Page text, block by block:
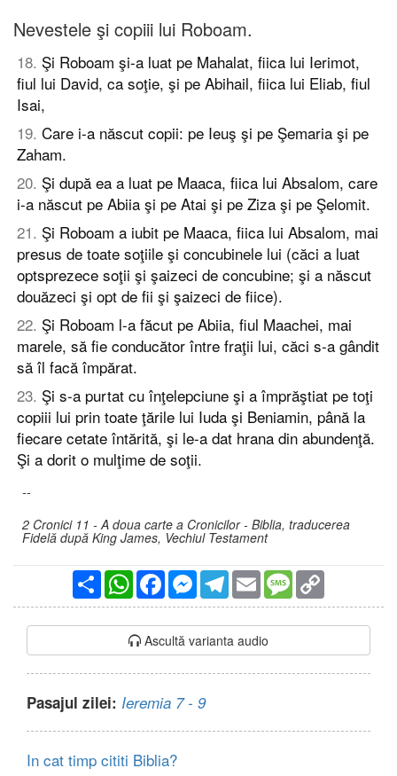
Nevestele şi copiii lui Roboam.
18. Şi Roboam şi-a luat pe Mahalat, fiica lui Ierimot,
fiul lui David, ca soţie, şi pe Abihail, fiica lui Eliab, fiul
Isai,
19. Care i-a născut copii: pe Ieuş şi pe Şemaria şi pe
Zaham.
20. Şi după ea a luat pe Maaca, fiica lui Absalom, care
i-a născut pe Abiia şi pe Atai şi pe Ziza şi pe Şelomit.
21. Şi Roboam a iubit pe Maaca, fiica lui Absalom, mai
presus de toate soţiile şi concubinele lui (căci a luat
optsprezece soţii şi şaizeci de concubine; şi a născut
douăzeci şi opt de fii şi şaizeci de fiice).
22. Şi Roboam l-a făcut pe Abiia, fiul Maachei, mai
marele, să fie conducător între fraţii lui, căci s-a gândit
să îl facă împărat.
23. Şi s-a purtat cu înţelepciune şi a împrăştiat pe toţi
copiii lui prin toate ţările lui Iuda şi Beniamin, până la
fiecare cetate întărită, şi le-a dat hrana din abundenţă.
Şi a dorit o mulţime de soţii.
--
2 Cronici 11 - A doua carte a Cronicilor - Biblia, traducerea
Fidelă după King James, Vechiul Testament
PartajareWhatsAppFacebookMessengerTelegram
Email Message
Ascultă varianta audio
Pasajul zilei: Ieremia 7 - 9
In cat timp cititi Biblia?